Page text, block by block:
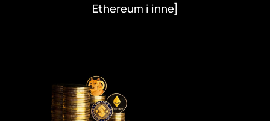
Ethereum i inne]